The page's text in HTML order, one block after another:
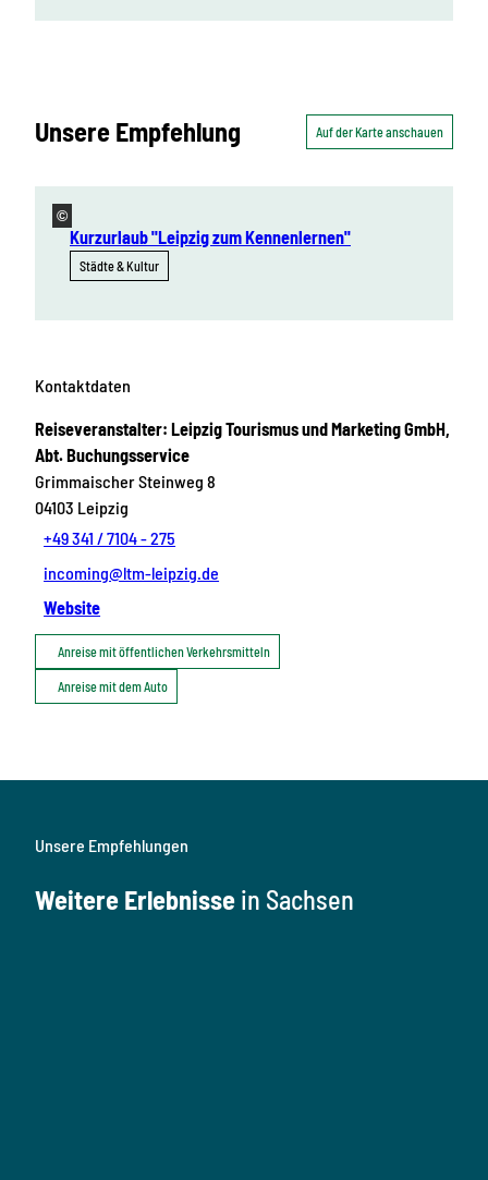
Unsere Empfehlung Auf der Karte anschauen
©
Kurzurlaub "Leipzig zum Kennenlernen"
Städte & Kultur
Kontaktdaten
Reiseveranstalter: Leipzig Tourismus und Marketing GmbH,
Abt. Buchungsservice
Grimmaischer Steinweg 8
04103 Leipzig
+49 341 / 7104 - 275
incoming@ltm-leipzig.de
Website
Anreise mit öffentlichen Verkehrsmitteln
Anreise mit dem Auto
Unsere Empfehlungen
Weitere Erlebnisse in Sachsen